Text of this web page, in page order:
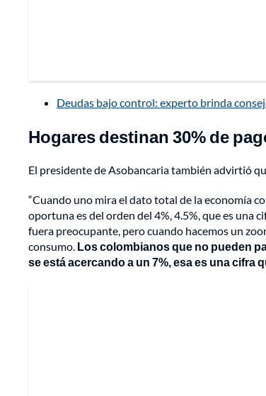
Deudas bajo control: experto brinda
Hogares destinan 30% de
El presidente de Asobancaria también advirtió
“Cuando uno mira el dato total de la economía
oportuna es del orden del 4%, 4.5%, que es una
fuera preocupante, pero cuando hacemos un
consumo. Los colombianos que no pueden
se está acercando a un 7%, esa es una cifra